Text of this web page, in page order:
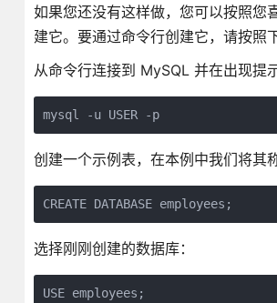
如果您还没有这样做，您可以按照您
建它。要通过命令行创建它，请按照
从命令行连接到 MySQL 并在出现提
mysql -u USER -p
创建一个示例表，在本例中我们将其
CREATE DATABASE employees;
选择刚刚创建的数据库：
USE employees;